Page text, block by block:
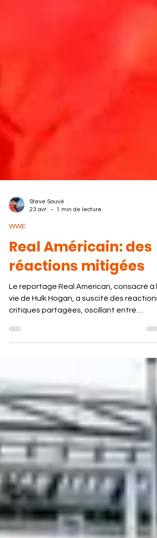
Steve Sauvé
Real Américain: des
réactions mitigées
Le reportage Real American, consacré à
vie de Hulk Hogan, a suscité des réactions
fascination et scepticisme. Plusieurs
critiques saluent d’abord l’accès privilégié
offert à l’homme derrière le personnage.
physiques, ses regrets et les
conséquences de la célébrité. Cet aspect
humain est souvent perçu comme l’un des
points forts du reportage. Cependant,
certains